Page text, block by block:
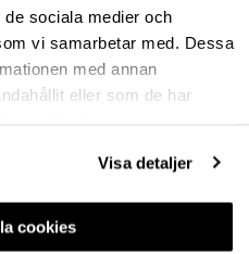
sociala medier och
vi samarbetar med. Dessa
med annan
eller som de har
Visa detaljer
cookies
MED INVÄNDIG
SEXKANT
hp-22784
2,42 kr